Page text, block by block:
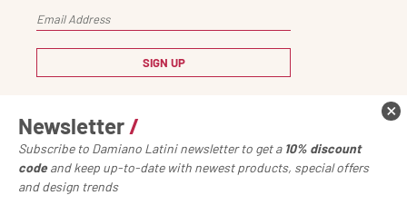
process my personal data in accordance with
the
privacy notice
Newsletter /
Subscribe to Damiano Latini newsletter to get a 10% discount
codeand keep up-to-date with newest products, special offers
and design trends